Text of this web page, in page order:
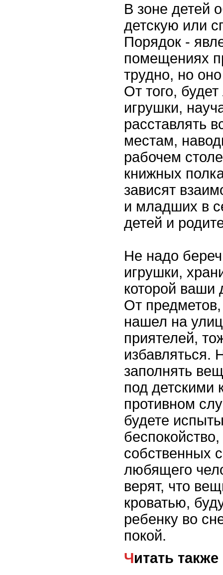
В зоне детей
детскую или
Порядок -
помещениях
трудно, но
От того,
игрушки,
расставлять
местам,
рабочем
книжных
зависят
и младших в
детей и
Не надо
игрушки,
которой ваши
От
нашел на
приятелей,
избавляться.
заполнять
под детскими
противном
будете
собственных
любящего
верят, что
кроватью,
ребенку во
покой.
Читать также